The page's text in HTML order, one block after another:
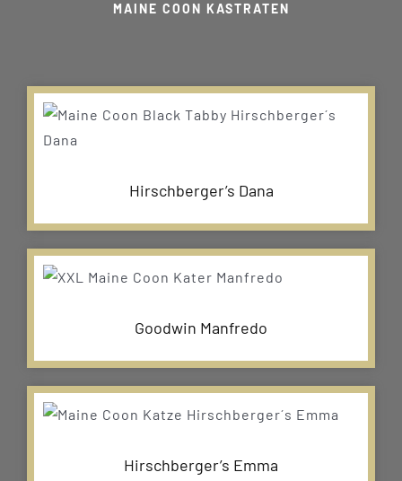
MAINE COON KASTRATEN
Hirschberger’s Dana
Goodwin Manfredo
Hirschberger’s Emma